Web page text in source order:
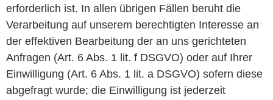
erforderlich ist. In allen übrigen Fällen beruht die
Verarbeitung auf unserem berechtigten Interesse an
der effektiven Bearbeitung der an uns gerichteten
Anfragen (Art. 6 Abs. 1 lit. f DSGVO) oder auf Ihrer
Einwilligung (Art. 6 Abs. 1 lit. a DSGVO) sofern diese
abgefragt wurde; die Einwilligung ist jederzeit